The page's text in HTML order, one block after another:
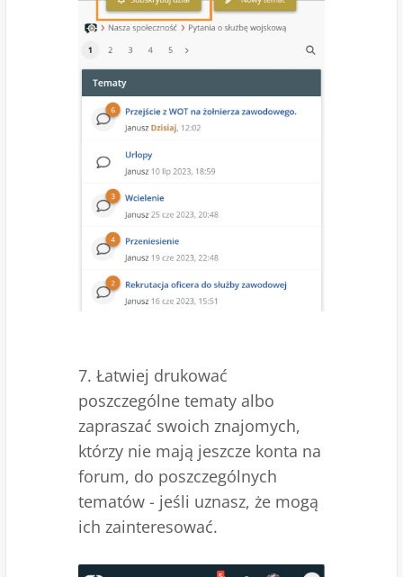
7. Łatwiej drukować
poszczególne tematy albo
zapraszać swoich znajomych,
którzy nie mają jeszcze konta na
forum, do poszczególnych
tematów - jeśli uznasz, że mogą
ich zainteresować.